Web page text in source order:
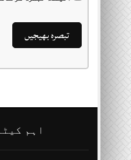
اہم